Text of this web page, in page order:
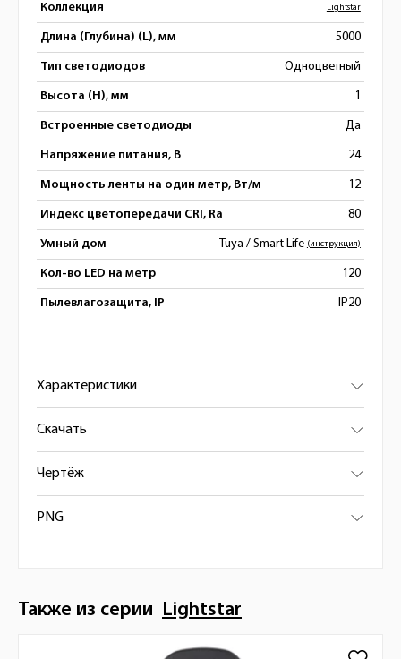
Коллекция Lightstar
Длина (Глубина) (L), мм 5000
Тип светодиодов Одноцветный
Высота (H), мм 1
Встроенные светодиоды Да
Напряжение питания, В 24
Мощность ленты на один метр, Вт/м 12
Индекс цветопередачи CRI, Ra 80
Умный дом Tuya / Smart Life (инструкция)
Кол-во LED на метр 120
Пылевлагозащита, IP IP20
Характеристики
Скачать
Чертёж
PNG
Также из серии Lightstar